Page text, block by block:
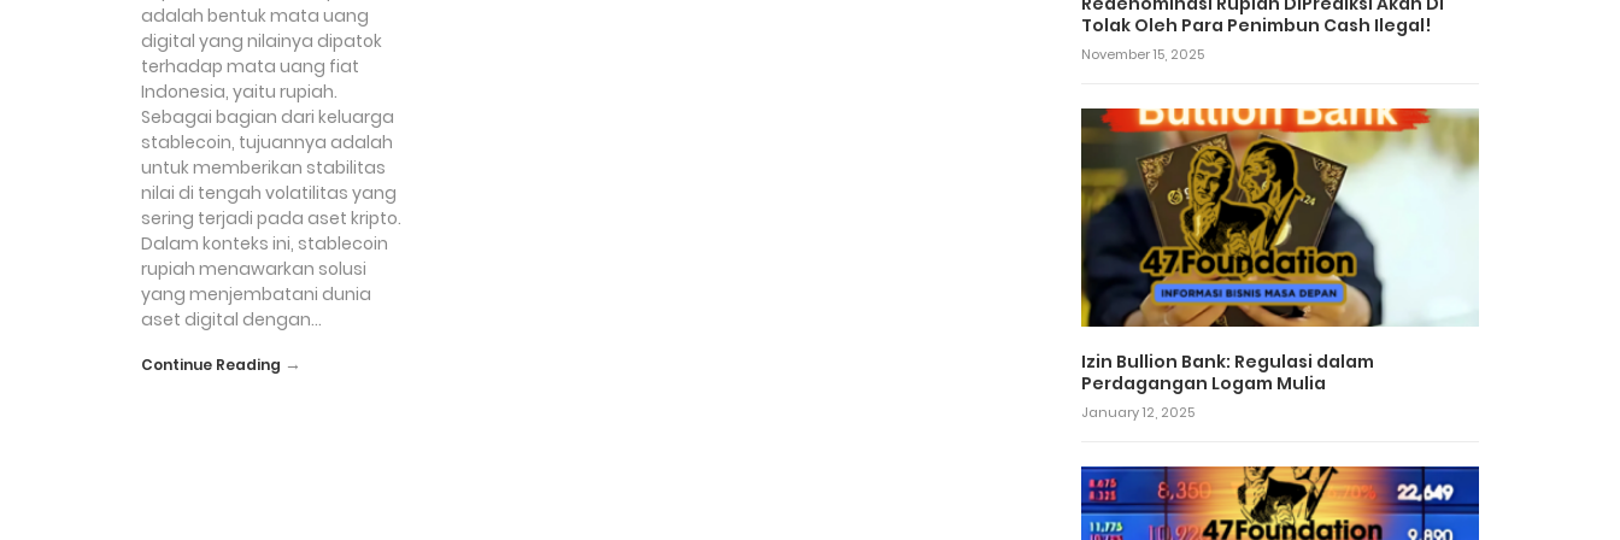
adalah bentuk mata uang
digital yang nilainya dipatok
terhadap mata uang fiat
Indonesia, yaitu rupiah.
Sebagai bagian dari keluarga
stablecoin, tujuannya adalah
untuk memberikan stabilitas
nilai di tengah volatilitas yang
sering terjadi pada aset kripto.
Dalam konteks ini, stablecoin
rupiah menawarkan solusi
yang menjembatani dunia
aset digital dengan…
Continue Reading →
Tolak Oleh Para Penimbun Cash Ilegal!
November 15, 2025
Izin Bullion Bank: Regulasi dalam
Perdagangan Logam Mulia
January 12, 2025